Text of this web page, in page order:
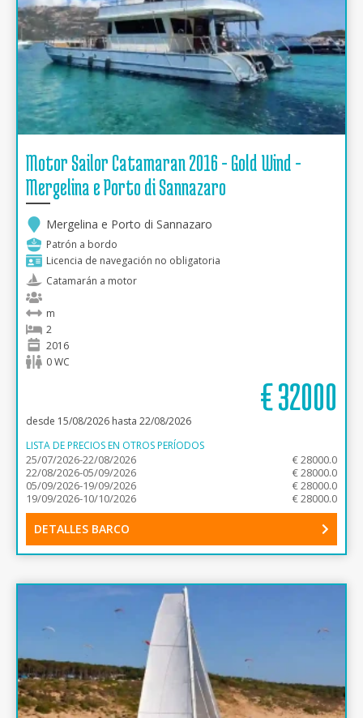
Motor Sailor Catamaran 2016 - Gold Wind -
Mergelina e Porto di Sannazaro
Mergelina e Porto di Sannazaro
Patrón a bordo
Licencia de navegación no obligatoria
Catamarán a motor
m
2
2016
0 WC
€32000
desde 15/08/2026 hasta 22/08/2026
LISTA DE PRECIOS EN OTROS PERÍODOS
25/07/2026-22/08/2026
€ 28000.0
22/08/2026-05/09/2026
€ 28000.0
05/09/2026-19/09/2026
€ 28000.0
19/09/2026-10/10/2026
€ 28000.0
DETALLES BARCO